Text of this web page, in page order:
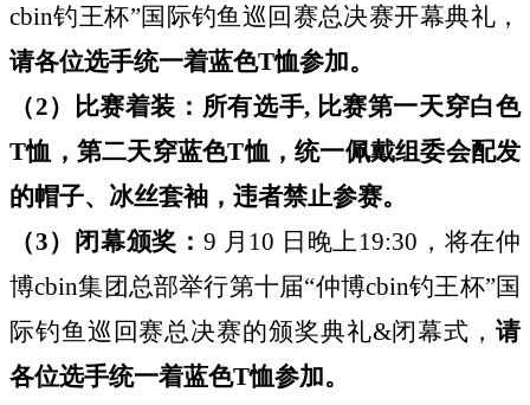
cbin钓王杯”国际钓鱼巡回赛总决赛开幕典礼，
请各位选手统一着蓝色T恤参加。
（2）比赛着装：所有选手, 比赛第一天穿白色
T恤，第二天穿蓝色T恤，统一佩戴组委会配发
的帽子、冰丝套袖，违者禁止参赛。
（3）闭幕颁奖： 9 月10 日晚上19:30，将在仲
博cbin集团总部举行第十届“仲博cbin钓王杯”国
际钓鱼巡回赛总决赛的颁奖典礼&闭幕式， 请
各位选手统一着蓝色T恤参加。